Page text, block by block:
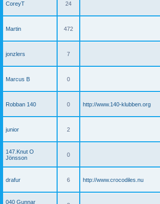
CoreyT 24
Martin 472
jonzlers 7
Marcus B 0
Robban 140 0 http://www.140-klubben.org
junior 2
147.Knut O
Jönsson
0
drafur 6 http://www.crocodiles.nu
040 Gunnar